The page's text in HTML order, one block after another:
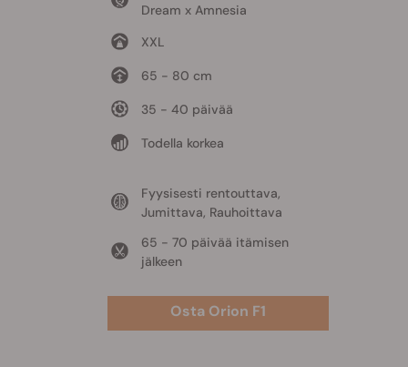
Dream x Amnesia
XXL
65 - 80 cm
35 - 40 päivää
Todella korkea
Fyysisesti rentouttava,
Jumittava, Rauhoittava
65 - 70 päivää itämisen
jälkeen
Osta Orion F1